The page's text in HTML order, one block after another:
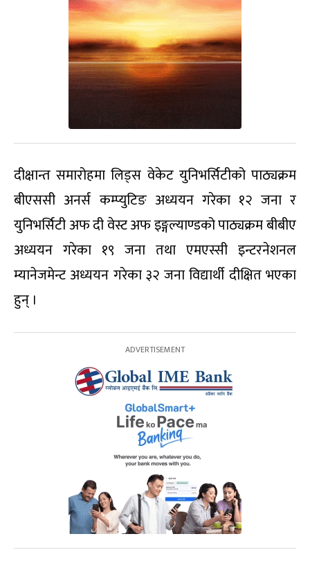
दीक्षान्त समारोहमा लिड्स वेकेट युनिभर्सिटीको पाठ्यक्रम
बीएससी अनर्स कम्प्युटिङ अध्ययन गरेका १२ जना र
युनिभर्सिटी अफ दी वेस्ट अफ इङ्गल्याण्डको पाठ्यक्रम बीबीए
अध्ययन गरेका १९ जना तथा एमएस्सी इन्टरनेशनल
म्यानेजमेन्ट अध्ययन गरेका ३२ जना विद्यार्थी दीक्षित भएका
हुन् ।